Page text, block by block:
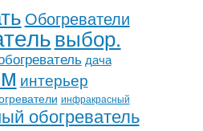
Обогреватели
выбор.
дача
интерьер
инфракрасный
обогреватель